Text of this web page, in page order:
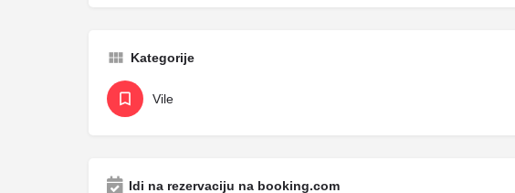
Kategorije
Vile
Idi na rezervaciju na booking.com